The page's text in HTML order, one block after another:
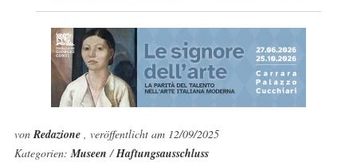
vonRedazione , veröffentlicht am 12/09/2025
Kategorien:Museen/Haftungsausschluss